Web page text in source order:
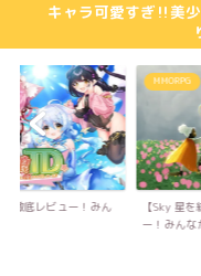
キャラ可愛すぎ‼︎美
徹底レビュー！みん
MMORPG
【Sky 星
ー！みんな